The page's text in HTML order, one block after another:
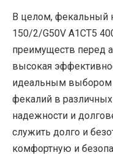
В целом, фекальный
150/2/G50V A1CT5
преимуществ перед
высокая
идеальным выбором
фекалий в
надежности и
служить долго и
комфортную и